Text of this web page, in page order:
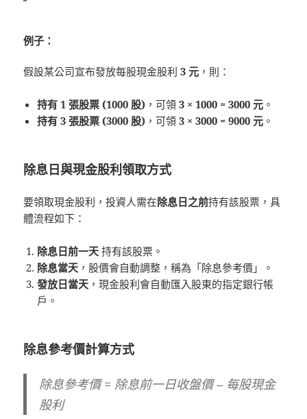
例子：
假設某公司宣布發放每股現金股利3 元 ，則：
持有 1 張股票 (1000 股) ，可領3 × 1000 = 3000 元 。
持有 3 張股票 (3000 股) ，可領3 × 3000 = 9000 元 。
除息日與現金股利領取方式
要領取現金股利，投資人需在除息日之前持有該股票，具
體流程如下：
除息日前一天 持有該股票。
除息當天 ，股價會自動調整，稱為「除息參考價」。
發放日當天 ，現金股利會自動匯入股東的指定銀行帳
戶。
除息參考價計算方式
除息參考價 = 除息前一日收盤價 – 每股現金
股利